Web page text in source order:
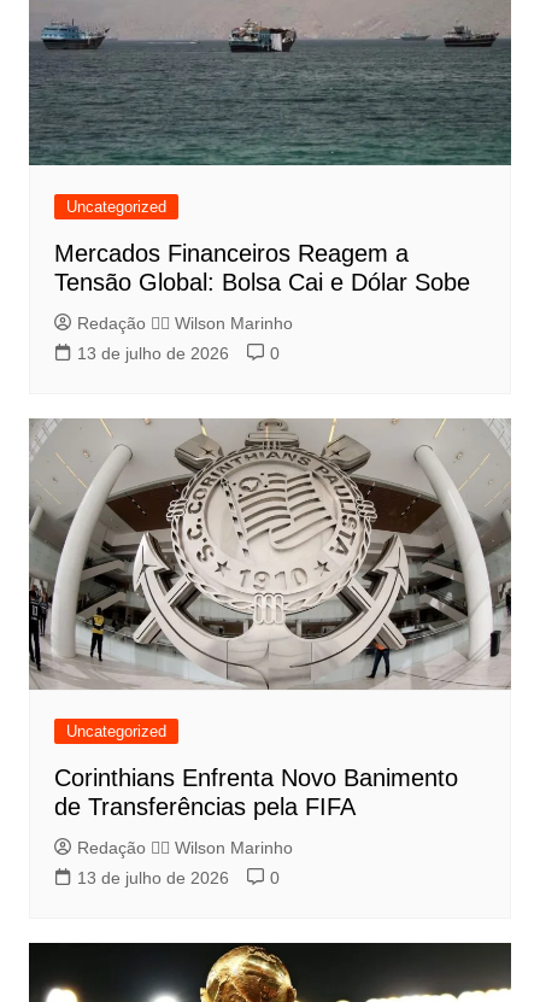
Uncategorized
Mercados Financeiros Reagem a
Tensão Global: Bolsa Cai e Dólar Sobe
Redação 👨‍⚖️​ Wilson Marinho
13 de julho de 2026
0
Uncategorized
Corinthians Enfrenta Novo Banimento
de Transferências pela FIFA
Redação 👨‍⚖️​ Wilson Marinho
13 de julho de 2026
0